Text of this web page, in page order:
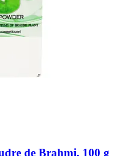
de Brahmi, 100 g